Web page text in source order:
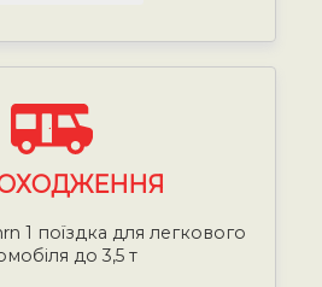
1 поїздка для легкового
до 3,5 т